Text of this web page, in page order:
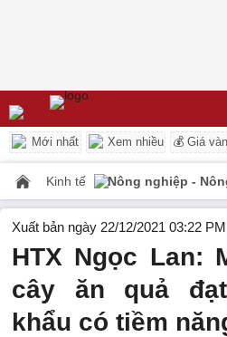
Mới nhất Xem nhiều 💰 Giá
Kinh tế Nông nghiệp -
Xuất bản ngày 22/12/2021 03:22 PM
HTX Ngọc Lan:
cây ăn quả
khẩu có tiềm